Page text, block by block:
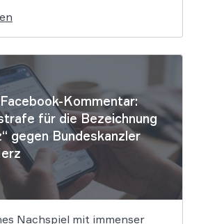
Werden durch die
KI-Zusammenfassungen
verbreitet, greift die
Haftung des
Das Landgericht
München I) hat in […]
Kommentar:
für die Bezeichnung
gegen Bundeskanzler
Nachspiel mit immenser